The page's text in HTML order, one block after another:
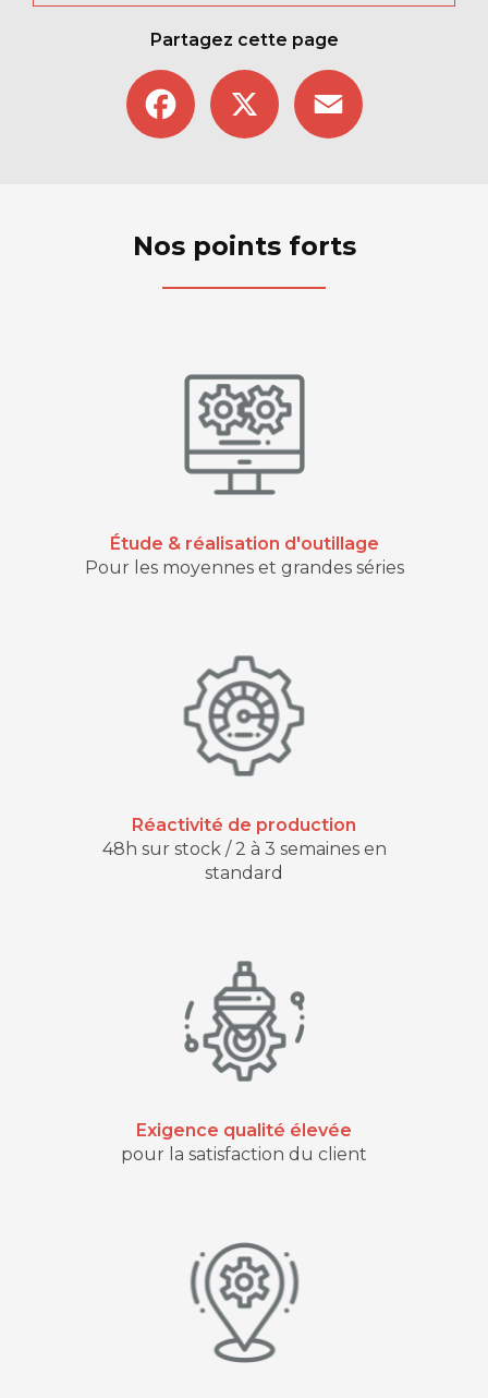
Partagez cette page
Facebook
Nos points forts
Étude & réalisation d'outillage
Pour les moyennes et grandes séries
Réactivité de production
48h sur stock / 2 à 3 semaines en
standard
Exigence qualité élevée
pour la satisfaction du client